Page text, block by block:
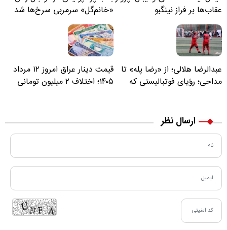
عقاب‌ها بر فراز نینگبو
«خانم‌گل» سرمربی سرخ‌ها شد
عبدالرضا هلالی؛ از «رضا پله» تا
مداحی؛ رؤیای فوتبالیستی که
قیمت دینار عراق امروز ۱۲ مرداد
۱۴۰۵؛ اختلاف ۲ میلیون تومانی
ارسال نظر